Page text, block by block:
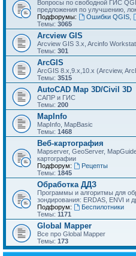
Вопросы по свободной ГИС
предложения по улучшению,
Подфорумы:
Ошибки QGIS,
Темы: 3065
Arcview GIS
Arcview GIS 3.x, Arcinfo
Темы: 301
ArcGIS
ArcGIS 8.x,9.x,10.x (Arcview,
Темы: 3515
AutoCAD Map 3D/Civil 3D
САПР и ГИС
Темы: 200
MapInfo
MapInfo, MapBasic
Темы: 1468
Веб-картография
Mapserver, GeoServer,
картографии
Подфорум:
Рецепты
Темы: 1845
Обработка ДДЗ
Программы и алгоритмы для
зондирования: ERDAS, ENVI и
Подфорум:
Беспилотники
Темы: 1171
Global Mapper
Все про Global Mapper
Темы: 173